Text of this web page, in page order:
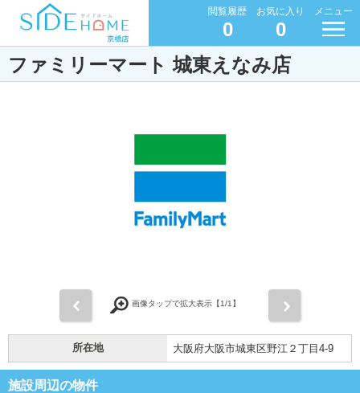
閲覧履歴
0
お気に入り
0
メニュー
ファミリーマート 城東えなみ店
画像タップで拡大表示【1/1】
所在地 大阪府大阪市城東区野江２丁目4-9
施設周辺の物件